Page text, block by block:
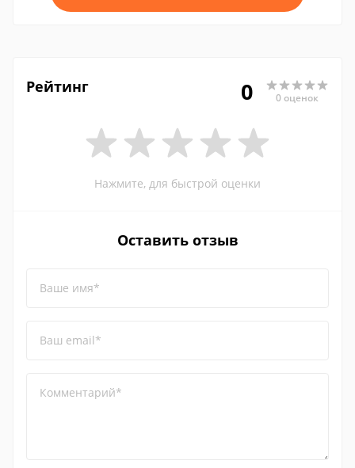
Рейтинг 0 0 оценок
Нажмите, для быстрой оценки
Оставить отзыв
Ваше имя*
Ваш email*
Комментарий*